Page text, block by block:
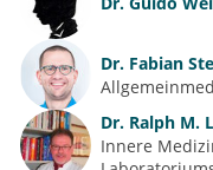
Dr. Fabian
Dr. Ralph M.
Innere